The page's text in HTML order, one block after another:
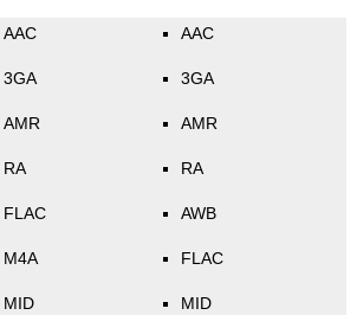
AAC
3GA
AMR
RA
FLAC
M4A
MID
AAC
3GA
AMR
RA
AWB
FLAC
MID